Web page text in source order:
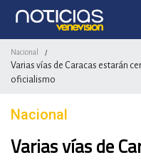
Nacional /
Varias vías de Caracas estarán
oficialismo
Nacional
Varias vías de